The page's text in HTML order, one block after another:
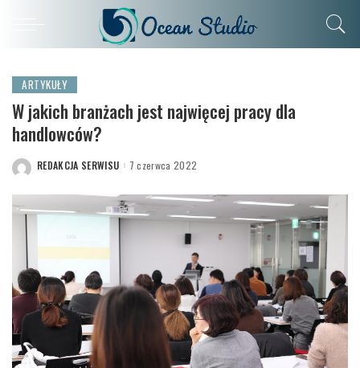
ARTYKUŁY
W jakich branżach jest najwięcej pracy dla
handlowców?
POSTED
REDAKCJA SERWISU 7 czerwca 2022